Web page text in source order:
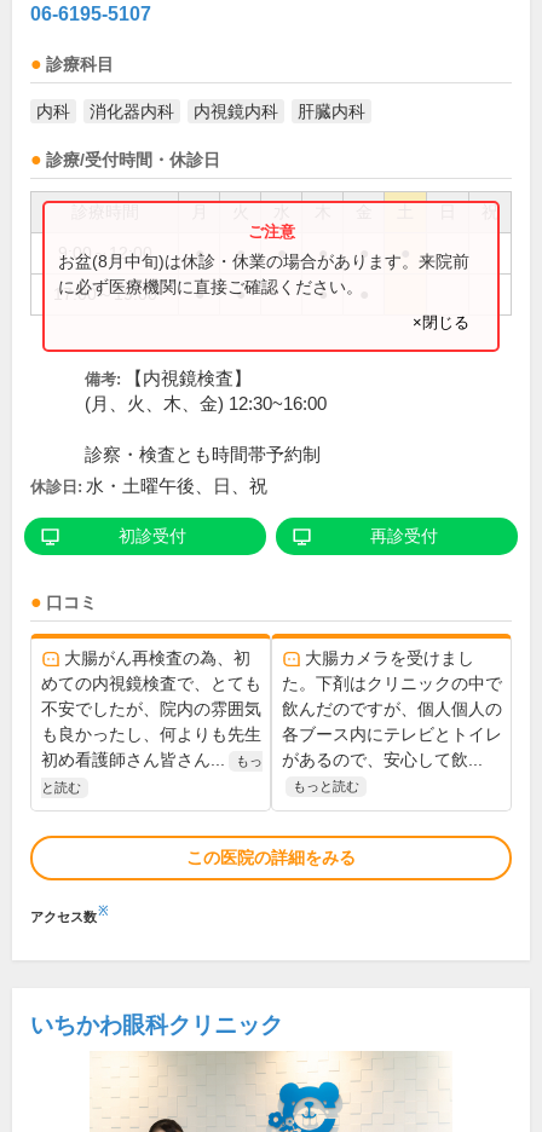
06-6195-5107
診療科目
内科 消化器内科 内視鏡内科 肝臓内科
診療/受付時間・休診日
祝
9:00～12:00 ● ● ● ● ●
17:00～19:00 ● ● ●
お盆(8月中旬)は休診・休業の場合があります。来院前
に必ず医療機関に直接ご確認ください。
×閉じる
備考:
【内視鏡検査】
(月、火、木、金) 12:30~16:00
診察・検査とも時間帯予約制
休診日: 水・土曜午後、日、祝
初診受付 再診受付
口コミ
大腸がん再検査の為、初
めての内視鏡検査で、とても
不安でしたが、院内の雰囲気
も良かったし、何よりも先生
初め看護師さん皆さん...
もっ
と読む
大腸カメラを受けまし
た。下剤はクリニックの中で
飲んだのですが、個人個人の
各ブース内にテレビとトイレ
があるので、安心して飲...
もっと読む
この医院の詳細をみる
アクセス数※
いちかわ眼科クリニック